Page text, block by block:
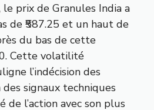
prix de Granules India a
de ₹587.25 et un haut de
du bas de cette
Cette volatilité
l’indécision des
des signaux techniques
de l’action avec son plus